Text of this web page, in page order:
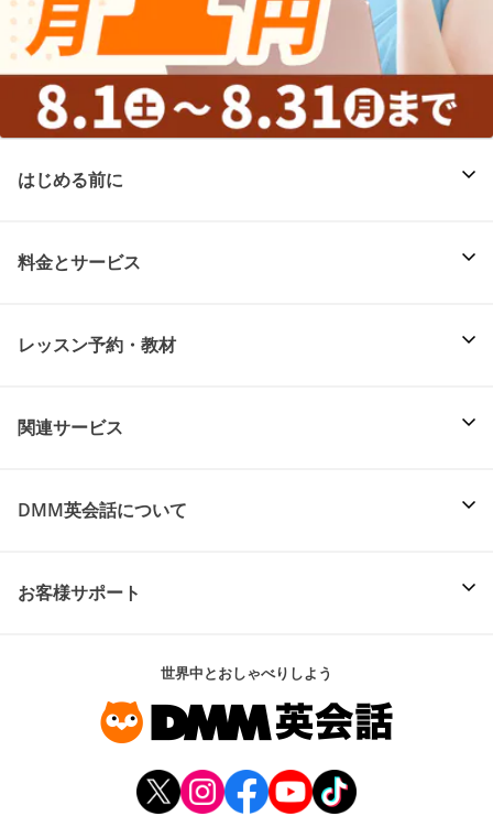
はじめる前に
料金とサービス
レッスン予約・教材
関連サービス
DMM英会話について
お客様サポート
世界中とおしゃべりしよう